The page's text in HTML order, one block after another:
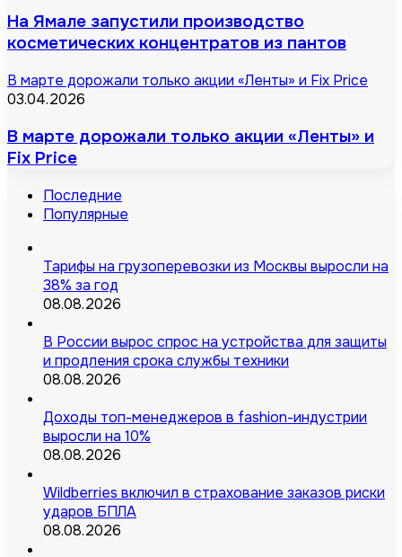
На Ямале запустили производство
косметических концентратов из пантов
В марте дорожали только акции «Ленты» и Fix Price
03.04.2026
В марте дорожали только акции «Ленты» и
Fix Price
Последние
Популярные
Тарифы на грузоперевозки из Москвы выросли на
38% за год
08.08.2026
В России вырос спрос на устройства для защиты
и продления срока службы техники
08.08.2026
Доходы топ-менеджеров в fashion-индустрии
выросли на 10%
08.08.2026
Wildberries включил в страхование заказов риски
ударов БПЛА
08.08.2026